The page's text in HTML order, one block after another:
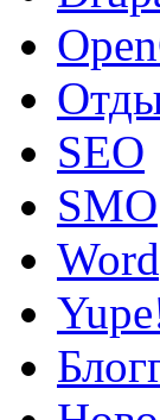
SEO
SMO